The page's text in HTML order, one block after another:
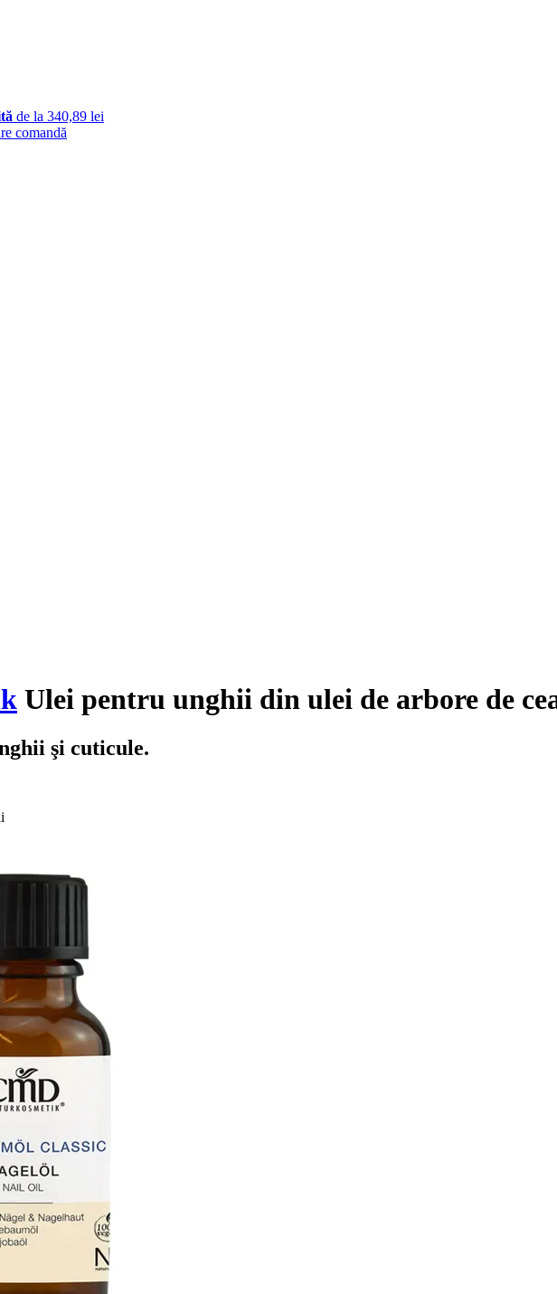
de la 340,89 lei
comandă
Ulei pentru unghii din ulei de arbore de
şi cuticule.